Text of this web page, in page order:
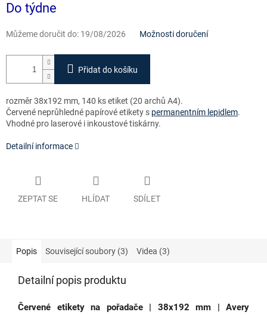
cena:
Do týdne
Můžeme doručit do: 19/08/2026 Možnosti doručení
Přidat do košíku
rozměr 38x192 mm, 140 ks etiket (20 archů A4).
Červené neprůhledné papírové etikety s permanentním lepidlem.
Vhodné pro laserové i inkoustové tiskárny.
Detailní informace
ZEPTAT SE HLÍDAT SDÍLET
Popis Související soubory (3) Videa (3)
Detailní popis produktu
Červené etikety na pořadače | 38x192 mm | Avery